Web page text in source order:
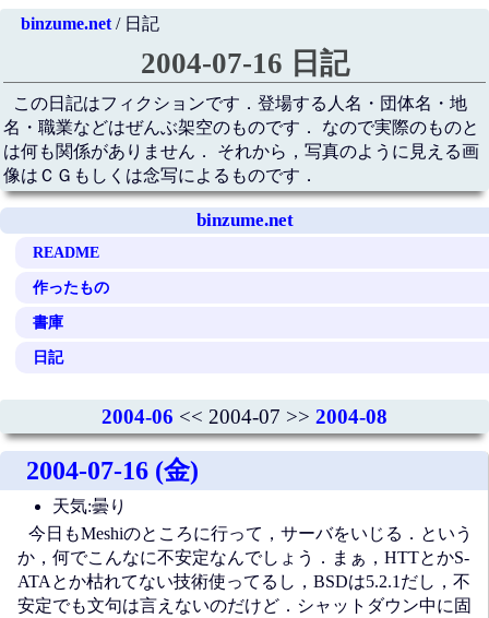
binzume.net/ 日記
2004-07-16 日記
この日記はフィクションです．登場する人名・団体名・地
名・職業などはぜんぶ架空のものです． なので実際のものと
は何も関係がありません． それから，写真のように見える画
像はＣＧもしくは念写によるものです．
binzume.net
README
作ったもの
書庫
日記
2004-06 << 2004-07 >> 2004-08
2004-07-16 (金)
天気:曇り
今日もMeshiのところに行って，サーバをいじる．という
か，何でこんなに不安定なんでしょう．まぁ，HTTとかS-
ATAとか枯れてない技術使ってるし，BSDは5.2.1だし，不
安定でも文句は言えないのだけど．シャットダウン中に固